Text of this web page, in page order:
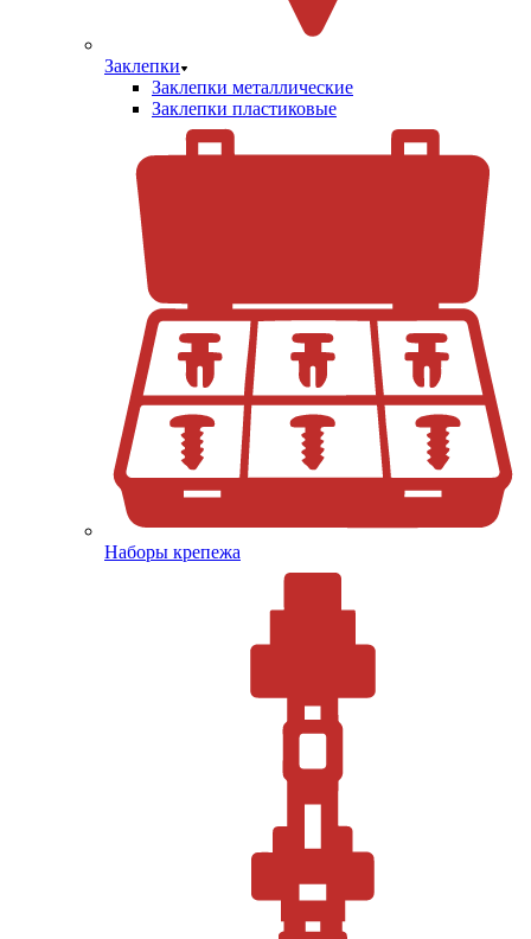
Заклепки
Заклепки металлические
Заклепки пластиковые
Наборы крепежа